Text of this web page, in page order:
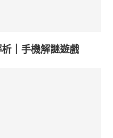
析｜手機解謎遊戲